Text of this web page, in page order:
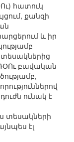
հատուկ
քանզի
և իր
տեսակներից
բավական
ունակ է
տեսակների
էլ